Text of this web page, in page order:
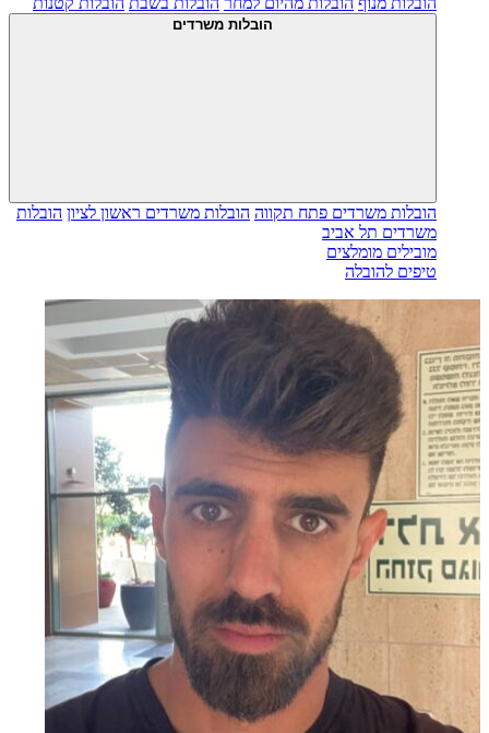
הובלות משרדים
הובלות משרדים פתח תקווה הובלות משרדים ראשון לציון הובלות
משרדים תל אביב
מובילים מומלצים
טיפים להובלה